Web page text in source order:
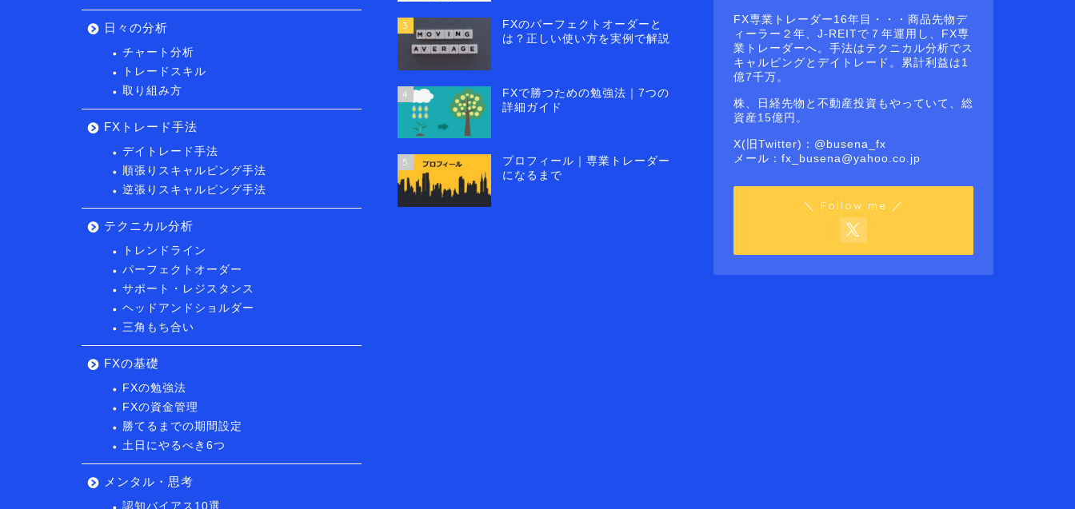
日々の分析
チャート分析
トレードスキル
取り組み方
FXトレード手法
デイトレード手法
順張りスキャルピング手法
逆張りスキャルピング手法
テクニカル分析
トレンドライン
パーフェクトオーダー
サポート・レジスタンス
ヘッドアンドショルダー
三角もち合い
FXの基礎
FXの勉強法
FXの資金管理
勝てるまでの期間設定
土日にやるべき6つ
メンタル・思考
認知バイアス10選
3
FXのパーフェクトオーダーと
は？正しい使い方を実例で解説
4
FXで勝つための勉強法｜7つの
詳細ガイド
5
プロフィール｜専業トレーダー
になるまで
FX専業トレーダー16年目・・・商品先物デ
ィーラー２年、J-REITで７年運用し、FX専
業トレーダーへ。手法はテクニカル分析でス
キャルピングとデイトレード。累計利益は1
億7千万。
株、日経先物と不動産投資もやっていて、総
資産15億円。
X(旧Twitter)：@busena_fx
メール：fx_busena@yahoo.co.jp
＼ Follow me ／